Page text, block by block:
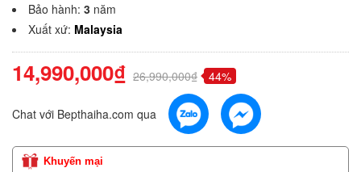
Bảo hành: 3 năm
Xuất xứ: Malaysia
14,990,000₫ 26,990,000₫ 44%
Chat với Bepthaiha.com qua
Khuyến mại